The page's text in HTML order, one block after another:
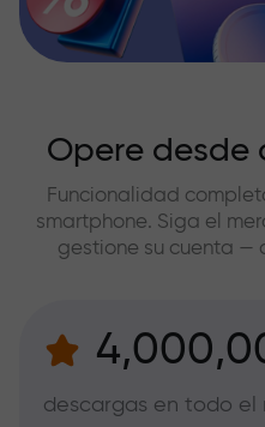
Opere desde
Funcionalidad
smartphone. Siga el
gestione su cuenta —
descargas en todo el